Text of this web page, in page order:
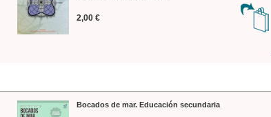
2,00 €
Bocados de mar. Educación secundaria